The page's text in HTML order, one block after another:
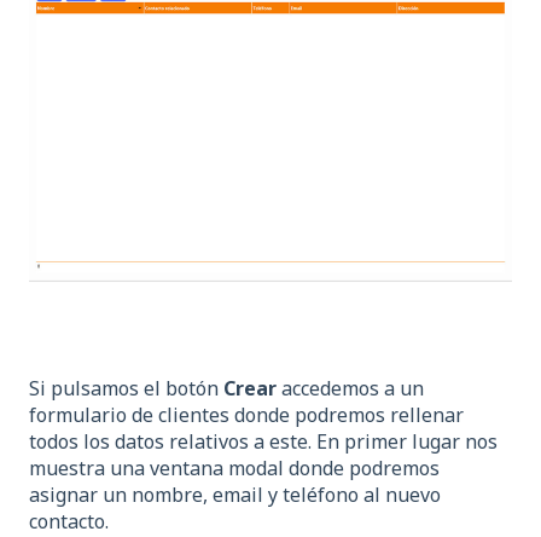
Si pulsamos el botón Crearaccedemos a un
formulario de clientes donde podremos rellenar
todos los datos relativos a este. En primer lugar nos
muestra una ventana modal donde podremos
asignar un nombre, email y teléfono al nuevo
contacto.